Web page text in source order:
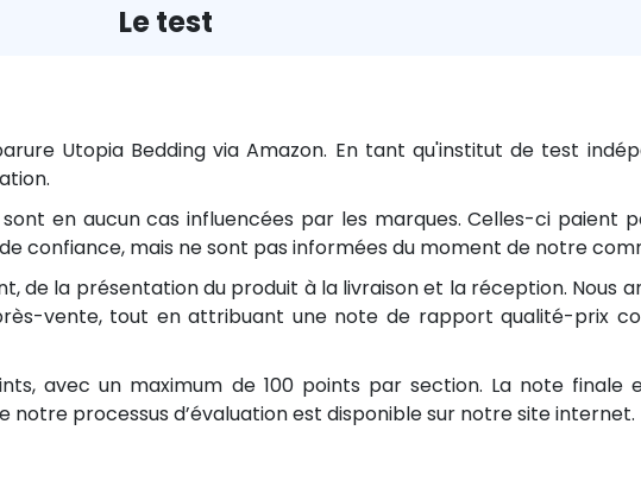
Le test
Utopia Bedding via Amazon. En tant qu'institut de test
en aucun cas influencées par les marques. Celles-ci paient
confiance, mais ne sont pas informées du moment de notre
de la présentation du produit à la livraison et la réception. Nous
vente, tout en attribuant une note de rapport qualité-prix
avec un maximum de 100 points par section. La note finale
processus d’évaluation est disponible sur notre site internet.